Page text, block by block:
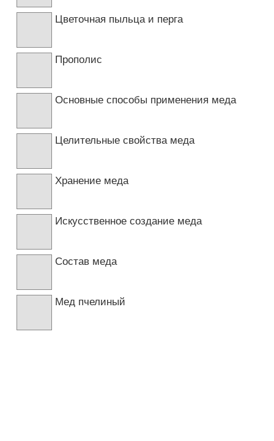
Цветочная пыльца и перга
Прополис
Основные способы применения меда
Целительные свойства меда
Хранение меда
Искусственное создание меда
Состав меда
Мед пчелиный